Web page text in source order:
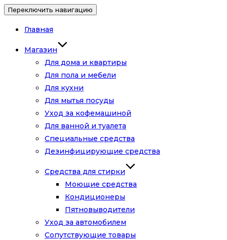
Переключить навигацию
Главная
Магазин
Для дома и квартиры
Для пола и мебели
Для кухни
Для мытья посуды
Уход за кофемашиной
Для ванной и туалета
Специальные средства
Дезинфицирующие средства
Средства для стирки
Моющие средства
Кондиционеры
Пятновыводители
Уход за автомобилем
Сопутствующие товары